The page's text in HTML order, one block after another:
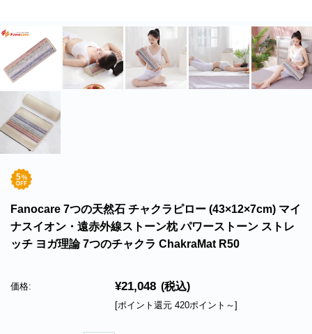
Fanocare 7つの天然石 チャクラピロー (43×12×7cm) マイ
ナスイオン・遠赤外線ストーン枕 パワーストーン ストレ
ッチ ヨガ理論 7つのチャクラ ChakraMat R50
価格: ¥21,048 (税込)
[ポイント還元 420ポイント～]